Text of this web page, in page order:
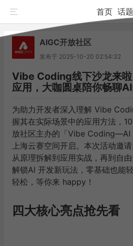
首页 话题
AIGC开放社区
发布于 2025-10-20 02:54:32
Vibe Coding线下沙龙来
应用，大咖圆桌陪你畅聊
为助力开发者深入理解 Vibe
握其在实际场景中的应用方法 ，
放社区主办的「Vibe Coding—AI
上海云赛空间开启。本次活动邀
从原理拆解到应用实战，再到自
解锁AI 开发新玩法，零基础也能
轻松，等你来 happy！
四大核心亮点抢先看